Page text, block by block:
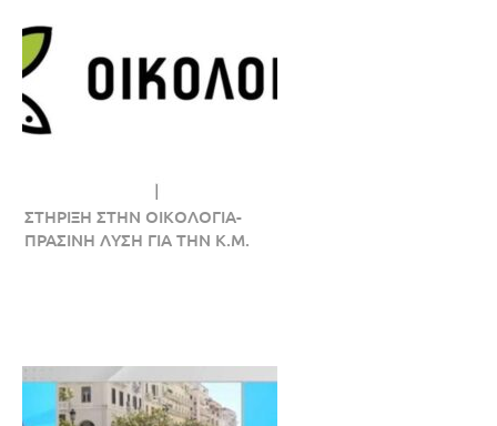
ΣΤΗΡΙΞΗ ΣΤΗΝ ΟΙΚΟΛΟΓΙΑ-
ΠΡΑΣΙΝΗ ΛΥΣΗ ΓΙΑ ΤΗΝ Κ.Μ.